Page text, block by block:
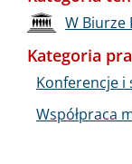
W Biurze
Kategoria
Konferencje i
Współpraca